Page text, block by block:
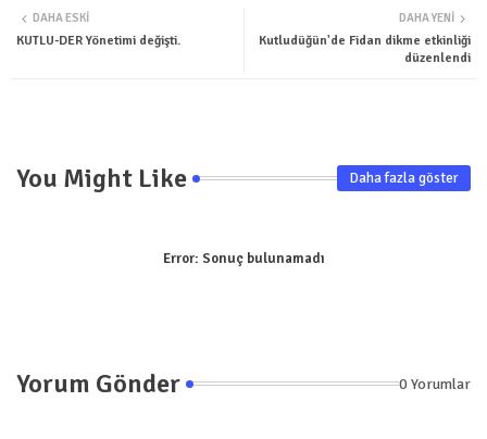
tsa
DAHA YENI
Kutludüğün'de Fidan dikme etkinliği
düzenlendi
DAHA ESKI
KUTLU-DER Yönetimi değişti.
You Might Like Daha fazla göster
Error: Sonuç bulunamadı
Yorum Gönder 0 Yorumlar